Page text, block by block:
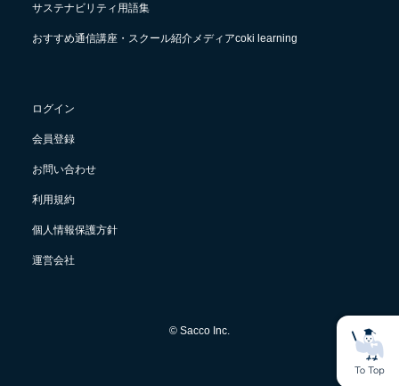
サステナビリティ用語集
おすすめ通信講座・スクール紹介メディアcoki learning
ログイン
会員登録
お問い合わせ
利用規約
個人情報保護方針
運営会社
© Sacco Inc.